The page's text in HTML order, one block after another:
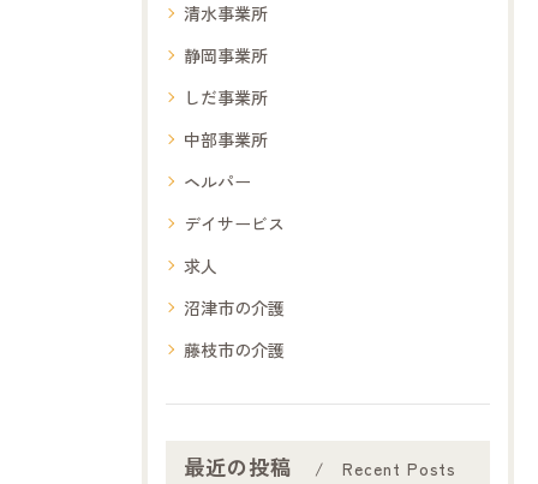
清水事業所
静岡事業所
しだ事業所
中部事業所
ヘルパー
デイサービス
求人
沼津市の介護
藤枝市の介護
最近の投稿 Recent Posts